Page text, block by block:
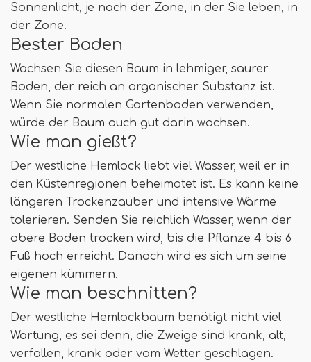
Sonnenlicht, je nach der Zone, in der Sie leben, in
der Zone.
Bester Boden
Wachsen Sie diesen Baum in lehmiger, saurer
Boden, der reich an organischer Substanz ist.
Wenn Sie normalen Gartenboden verwenden,
würde der Baum auch gut darin wachsen.
Wie man gießt?
Der westliche Hemlock liebt viel Wasser, weil er in
den Küstenregionen beheimatet ist. Es kann keine
längeren Trockenzauber und intensive Wärme
tolerieren. Senden Sie reichlich Wasser, wenn der
obere Boden trocken wird, bis die Pflanze 4 bis 6
Fuß hoch erreicht. Danach wird es sich um seine
eigenen kümmern.
Wie man beschnitten?
Der westliche Hemlockbaum benötigt nicht viel
Wartung, es sei denn, die Zweige sind krank, alt,
verfallen, krank oder vom Wetter geschlagen.